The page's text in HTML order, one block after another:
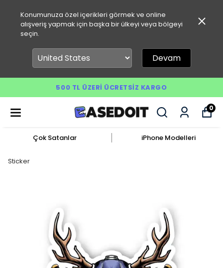
Konumunuza özel içerikleri görmek ve online
alışveriş yapmak için başka bir ülkeyi veya bölgeyi
seçin.
Devam
500 TL ÜZERI ÜCRETSIZ KARGO
0
Çok Satanlar iPhone Modelleri
Sticker